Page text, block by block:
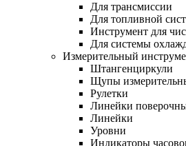
Для трансмиссии
Для топливной
Инструмент для
Для системы
Измерительный
Штангенциркули
Щупы
Рулетки
Линейки
Линейки
Уровни
Индикаторы